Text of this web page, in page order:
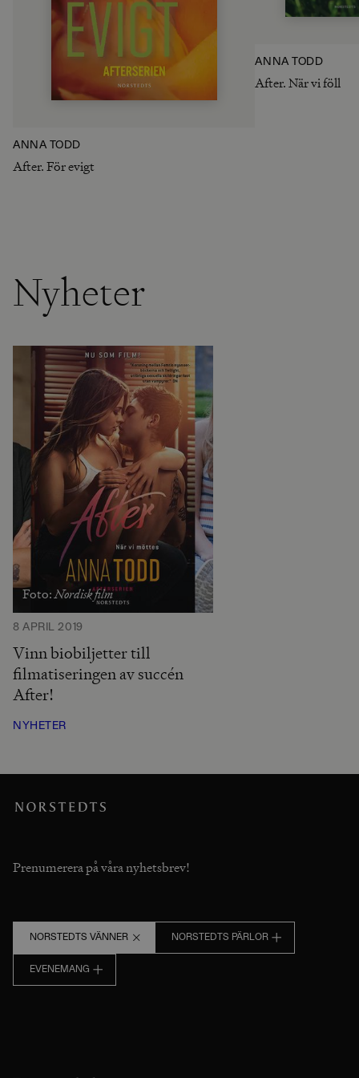
ANNA TODD
After. För evigt
ANNA TODD
After. När vi föll
Nyheter
Foto:Nordisk film
8 APRIL 2019
Vinn biobiljetter till
filmatiseringen av succén
After!
NYHETER
Prenumerera på våra nyhetsbrev!
NORSTEDTS VÄNNER NORSTEDTS PÄRLOR
EVENEMANG